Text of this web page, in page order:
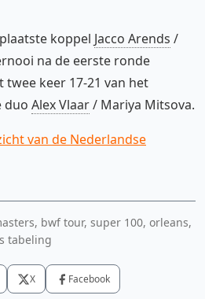
koppel Jacco Arends /
na de eerste ronde
keer 17-21 van het
duo Alex Vlaar/ Mariya Mitsova.
van de Nederlandse
bwf tour, super 100, orleans,
tabeling
X Facebook